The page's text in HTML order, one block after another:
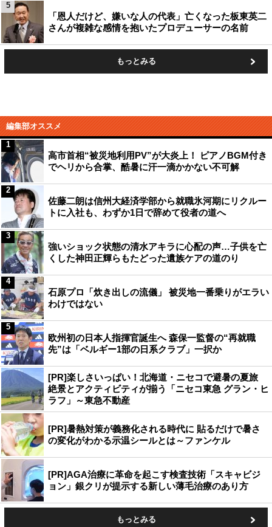
「恩人だけど、嫌いな人の代表」亡くなった板東英二
さんが複雑な感情を抱いたプロデューサーの名前
5
もっとみる
編集部オススメ
高市首相“被災地利用PV”が大炎上！ ピアノBGM付き
でヘリから合掌、酷暑に汗一滴かかない不可解
1
佐藤二朗は信州大経済学部から就職氷河期にリクルー
トに入社も、わずか1日で辞めて役者の道へ
2
強いショック状態の清水アキラに心配の声…子供を亡
くした神田正輝らもたどった遺族ケアの道のり
3
石原プロ「炊き出しの流儀」 被災地一番乗りがエラい
わけではない
4
欧州初の日本人指揮官誕生へ 森保一監督の“再就職
先”は「ベルギー1部の日系クラブ」一択か
5
[PR]楽しさいっぱい！北海道・ニセコで避暑の夏旅
絶景とアクティビティが揃う「ニセコ東急 グラン・ヒ
ラフ」～東急不動産
[PR]暑熱対策が義務化される時代に 貼るだけで暑さ
の変化がわかる示温シールとは～ファンケル
[PR]AGA治療に革命を起こす検査技術「スキャビジ
ョン」銀クリが提示する新しい薄毛治療のあり方
もっとみる